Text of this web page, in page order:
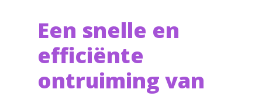
Een snelle en
efficiënte
ontruiming van